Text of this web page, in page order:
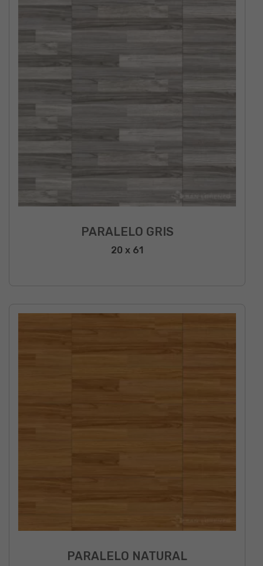
PARALELO GRIS
20 x 61
PARALELO NATURAL